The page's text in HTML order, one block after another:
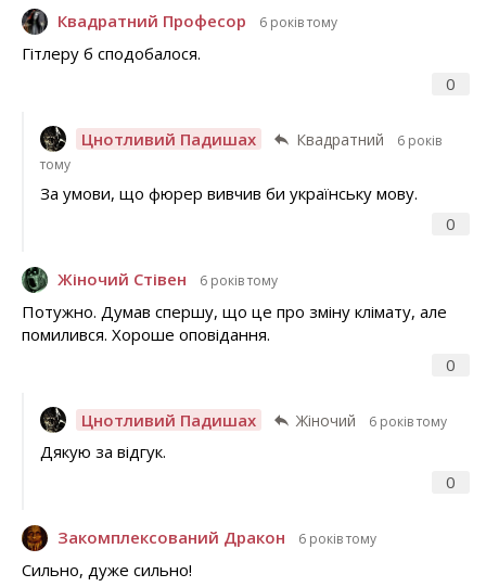
Квадратний Професор 6 років тому
0
Гітлеру б сподобалося.
Цнотливий Падишах Квадратний
6 років
тому
0
За умови, що фюрер вивчив би українську мову.
Жіночий Стівен 6 років тому
0
Потужно. Думав спершу, що це про зміну клімату, але
помилився. Хороше оповідання.
Цнотливий Падишах Жіночий 6 років тому
0
Дякую за відгук.
Закомплексований Дракон 6 років тому
Сильно, дуже сильно!